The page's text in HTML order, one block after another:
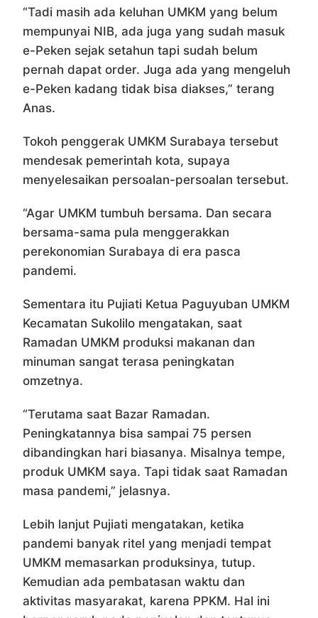
“Tadi masih ada keluhan UMKM yang belum
mempunyai NIB, ada juga yang sudah masuk
e-Peken sejak setahun tapi sudah belum
pernah dapat order. Juga ada yang mengeluh
e-Peken kadang tidak bisa diakses,” terang
Anas.
Tokoh penggerak UMKM Surabaya tersebut
mendesak pemerintah kota, supaya
menyelesaikan persoalan-persoalan tersebut.
“Agar UMKM tumbuh bersama. Dan secara
bersama-sama pula menggerakkan
perekonomian Surabaya di era pasca
pandemi.
Sementara itu Pujiati Ketua Paguyuban UMKM
Kecamatan Sukolilo mengatakan, saat
Ramadan UMKM produksi makanan dan
minuman sangat terasa peningkatan
omzetnya.
“Terutama saat Bazar Ramadan.
Peningkatannya bisa sampai 75 persen
dibandingkan hari biasanya. Misalnya tempe,
produk UMKM saya. Tapi tidak saat Ramadan
masa pandemi,” jelasnya.
Lebih lanjut Pujiati mengatakan, ketika
pandemi banyak ritel yang menjadi tempat
UMKM memasarkan produksinya, tutup.
Kemudian ada pembatasan waktu dan
aktivitas masyarakat, karena PPKM. Hal ini